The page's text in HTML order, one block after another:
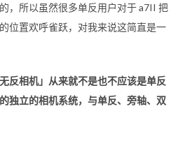
，所以虽然很多单反用户对于 a7II 把
位置欢呼雀跃，对我来说这简直是一
反相机」从来就不是也不应该是单反
独立的相机系统，与单反、旁轴、双